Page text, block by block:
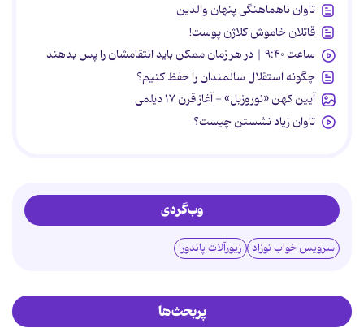
تاوان ناهماهنگی پنهان والدین
قاتلان خاموش کلاژن پوست!
ساعت ۹:۴۰ | در هر زمان ممکن باید انتقامشان را پس بدهند
چگونه استقلال سالمندان را حفظ کنیم؟
آیین کهن «نوروزبل» - آغاز قرن ۱۷ دیلمی
تاوان زیاد نشستن چیست؟
وب‌گردی
سرویس خواب نوزاد زیورآلات پاندورا
پربحث‌ها